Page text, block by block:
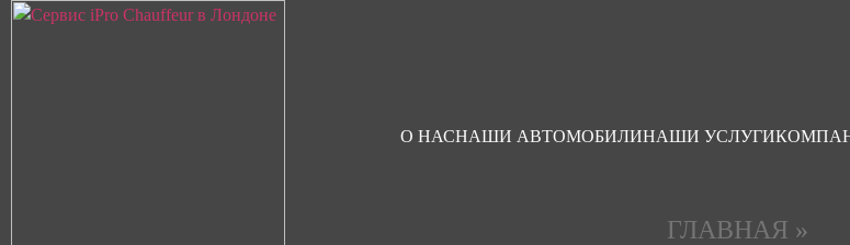
О НАСНАШИ АВТОМОБИЛИНАШИ УСЛУГИ
ГЛАВНАЯ »